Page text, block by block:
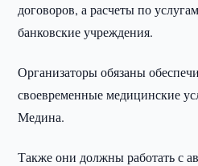
договоров, а расчеты по
банковские учреждения.
Организаторы обязаны
своевременные медицинские
Медина.
Также они должны работать с